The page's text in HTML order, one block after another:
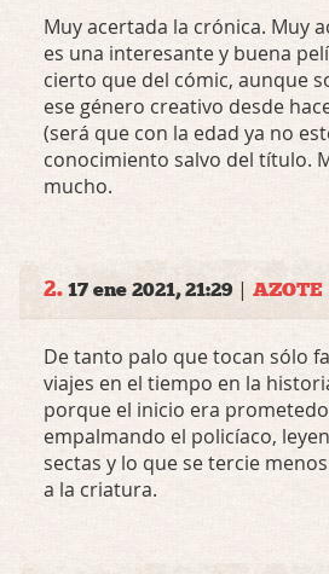
Muy acertada la crónica. Muy
es una interesante y buena
cierto que del cómic, aunque
ese género creativo desde
(será que con la edad ya no
conocimiento salvo del título.
mucho.
2. 17 ene 2021, 21:29| AZOTE
De tanto palo que tocan sólo
viajes en el tiempo en la
porque el inicio era
empalmando el policíaco,
sectas y lo que se tercie
a la criatura.